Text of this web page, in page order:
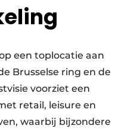
een toplocatie aan
Brusselse ring en de
voorziet een
retail, leisure en
waarbij bijzondere